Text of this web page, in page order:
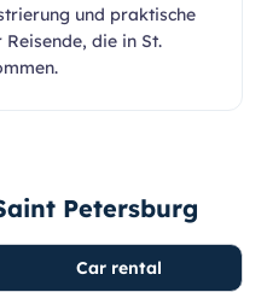
und praktische
die in St.
Petersburg
Car rental